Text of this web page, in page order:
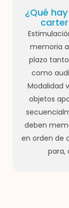
¿Qué
memoria
plazo
como
Modalidad
objetos
deben
en orden de
para,